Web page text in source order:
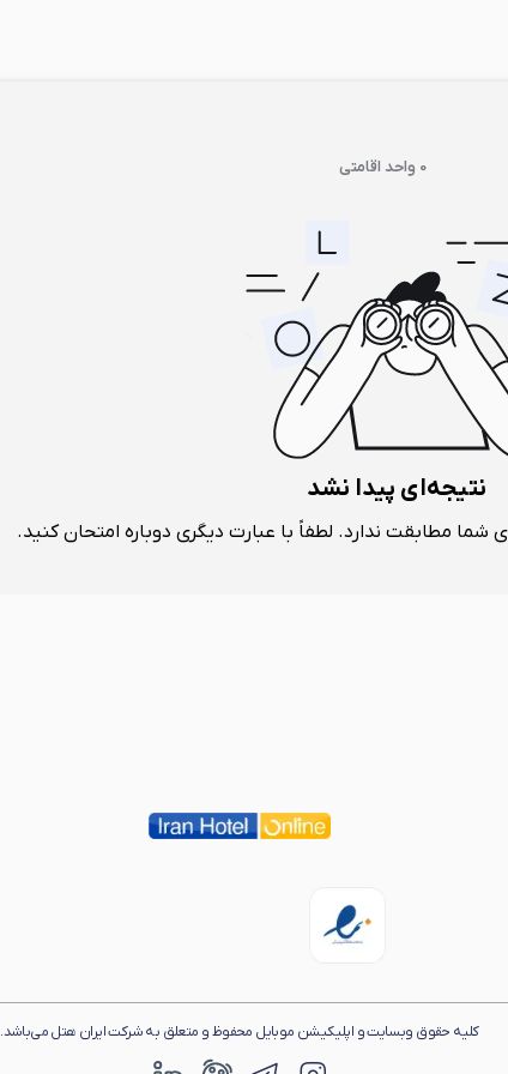
0 واحد اقامتی
نتیجه‌ای پیدا نشد
مطابقت ندارد. لطفاً با عبارت دیگری دوباره امتحان کنید.
کلیه حقوق وبسایت و اپلیکیشن موبایل محفوظ و متعلق به شرکت ایران هتل می‌باشد.